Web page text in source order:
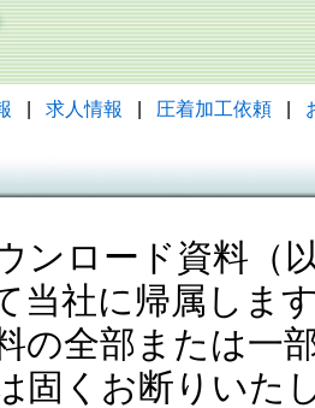
求人情報 圧着加工依頼
ンロード資料（
当社に帰属しま
の全部または一
固くお断りいた